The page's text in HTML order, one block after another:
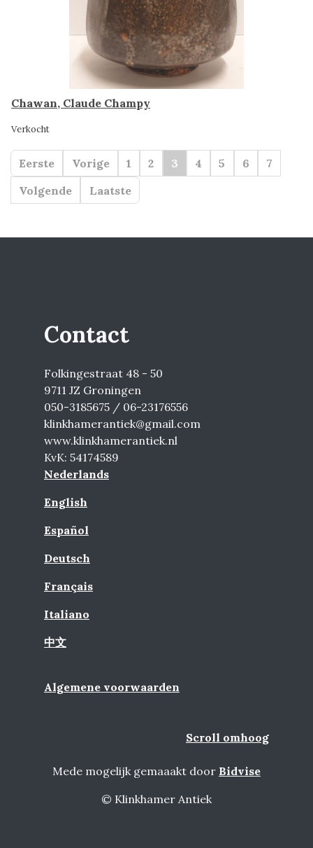
Chawan, Claude Champy
Verkocht
Eerste Vorige 1 2 3 4 5 6
7
Volgende
Laatste
Contact
Folkingestraat 48 - 50
9711 JZ Groningen
050-3185675 / 06-23176556
klinkhamerantiek@gmail.com
www.klinkhamerantiek.nl
KvK: 54174589
Nederlands
English
Español
Deutsch
Français
Italiano
中文
Algemene voorwaarden
Scroll omhoog
Mede mogelijk gemaaakt door Bidvise
© Klinkhamer Antiek